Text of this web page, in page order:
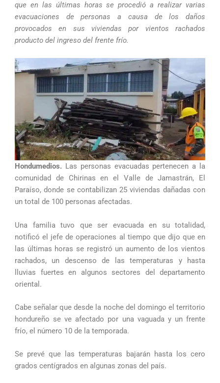
que en las últimas horas se procedió a realizar varias
evacuaciones de personas a causa de los daños
provocados en sus viviendas por vientos rachados
producto del ingreso del frente frío.
Hondumedios. Las personas evacuadas pertenecen a la
comunidad de Chirinas en el Valle de Jamastrán, El
Paraíso, donde se contabilizan 25 viviendas dañadas con
un total de 100 personas afectadas.
Una familia tuvo que ser evacuada en su totalidad,
notificó el jefe de operaciones al tiempo que dijo que en
las últimas horas se registró un aumento de los vientos
rachados, un descenso de las temperaturas y hasta
lluvias fuertes en algunos sectores del departamento
oriental.
Cabe señalar que desde la noche del domingo el territorio
hondureño se ve afectado por una vaguada y un frente
frío, el número 10 de la temporada.
Se prevé que las temperaturas bajarán hasta los cero
grados centígrados en algunas zonas del país.